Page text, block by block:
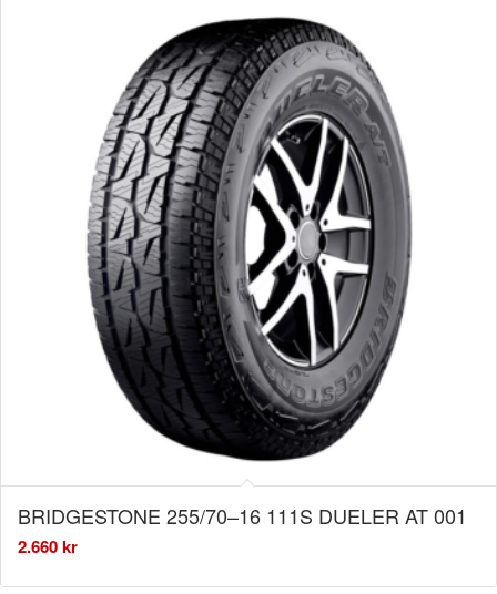
BRIDGESTONE 255/70–16 111S DUELER AT 001
2.660kr